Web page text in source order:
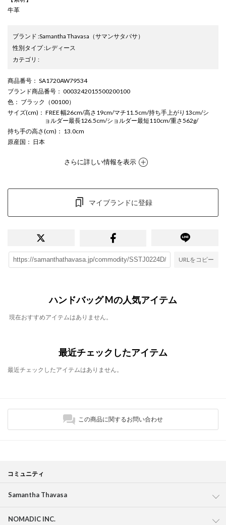
牛革
ブランド :Samantha Thavasa （サマンサタバサ）
性別タイプ:レディース
カテゴリ :
商品番号 ： SA1720AW79534
ブランド商品番号 ： 0003242015500200100
色 ： ブラック（00100）
サイズ(cm) ： FREE 幅26cm/高さ19cm/マチ11.5cm/持ち手上がり13cm/シ
ョルダー最長126.5cm/ショルダー最短110cm/重さ562g/
持ち手の高さ(cm) ： 13.0cm
原産国 ： 日本
さらに詳しい情報を表示
マイブランドに登録
URLをコピー
ハンドバッグ Mの人気アイテム
現在おすすめアイテムはありません。
最近チェックしたアイテム
最近チェックしたアイテムはありません。
この商品に関するお問い合わせ
コミュニティ
Samantha Thavasa
NOMADIC INC.